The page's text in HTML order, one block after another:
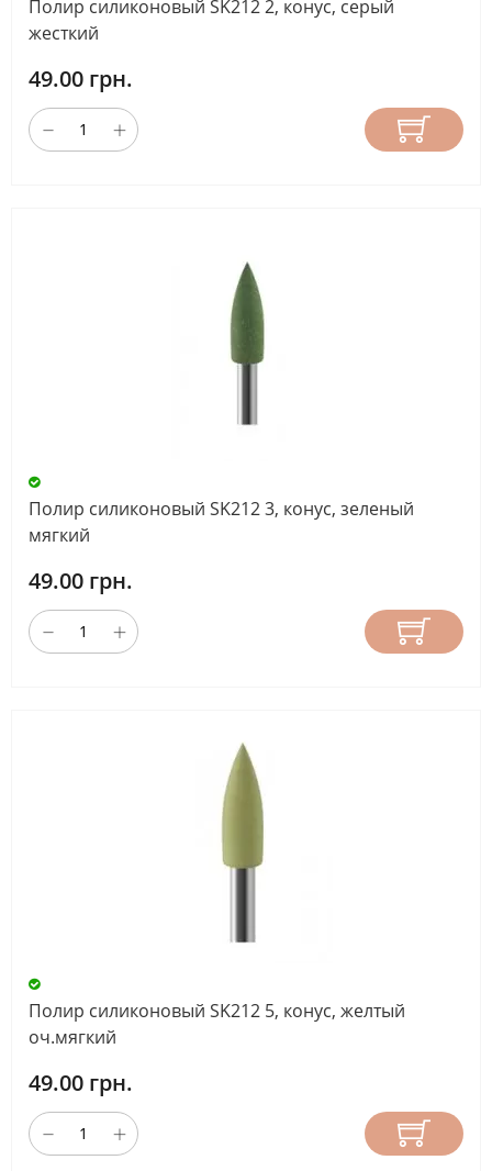
Полир силиконовый SK212 2, конус, серый
жесткий
49.00 грн.
Полир силиконовый SK212 3, конус, зеленый
мягкий
49.00 грн.
Полир силиконовый SK212 5, конус, желтый
оч.мягкий
49.00 грн.